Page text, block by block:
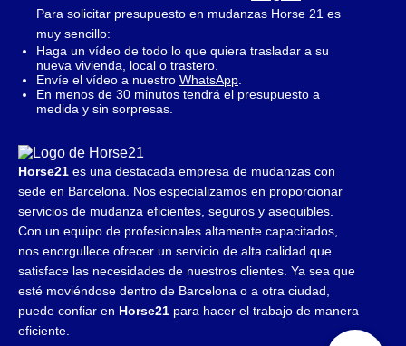
Para solicitar presupuesto en mudanzas Horse 21 es
muy sencillo:
Haga un vídeo de todo lo que quiera trasladar a su
nueva vivienda, local o trastero.
Envíe el vídeo a nuestro WhatsApp
En menos de 30 minutos tendrá el presupuesto a
medida y sin sorpresas.
Horse21 es una destacada empresa de mudanzas con
sede en Barcelona. Nos especializamos en proporcionar
servicios de mudanza eficientes, seguros y asequibles.
Con un equipo de profesionales altamente capacitados,
nos enorgullece ofrecer un servicio de alta calidad que
satisface las necesidades de nuestros clientes. Ya sea que
esté moviéndose dentro de Barcelona o a otra ciudad,
puede confiar en Horse21 para hacer el trabajo de manera
eficiente.